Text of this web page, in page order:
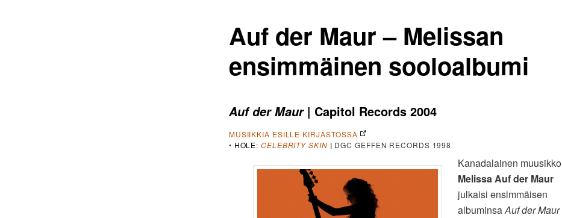
Auf der Maur – Melissan
ensimmäinen sooloalbumi
Auf der Maur| Capitol Records 2004
MUSIIKKIA ESILLE KIRJASTOSSA
• HOLE:CELEBRITY SKIN | DGC GEFFEN RECORDS 1998
Kanadalainen muusikko
Melissa Auf der Maur
julkaisi ensimmäisen
albuminsaAuf der Maur